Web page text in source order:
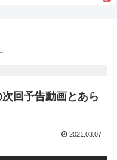
回予告動画とあら
2021.03.07